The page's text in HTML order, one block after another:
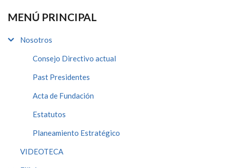
MENÚ PRINCIPAL
Nosotros
Consejo Directivo actual
Past Presidentes
Acta de Fundación
Estatutos
Planeamiento Estratégico
VIDEOTECA